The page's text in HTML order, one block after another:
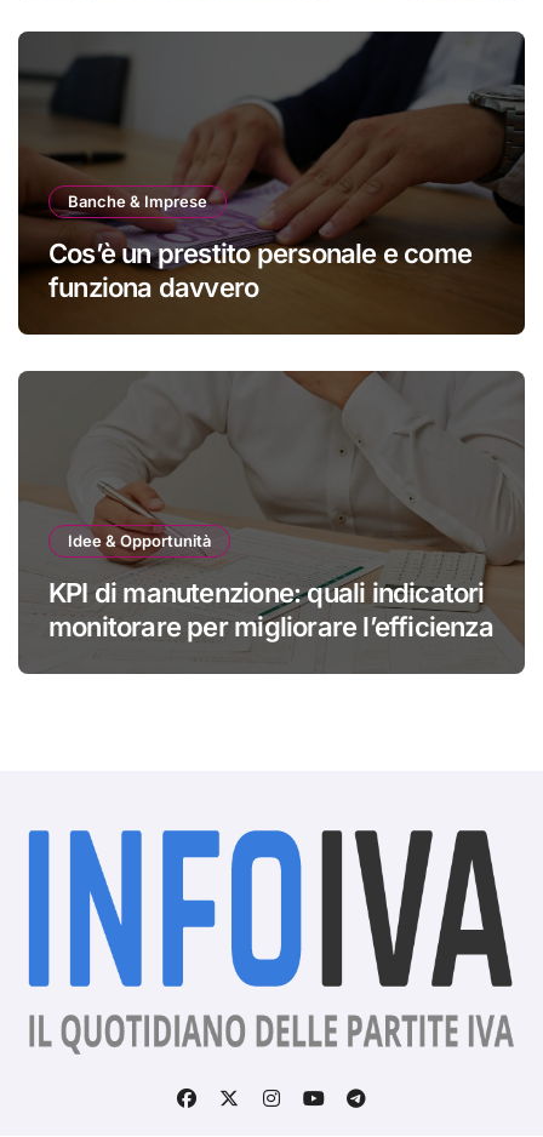
Banche & Imprese
Cos’è un prestito personale e come
funziona davvero
Idee & Opportunità
KPI di manutenzione: quali indicatori
monitorare per migliorare l’efficienza